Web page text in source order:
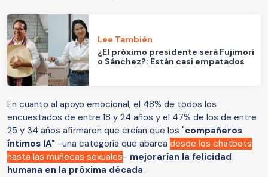
Lee También
¿El próximo presidente será Fujimori
o Sánchez?: Están casi empatados
En cuanto al apoyo emocional, el 48% de todos los
encuestados de entre 18 y 24 años y el 47% de los de entre
25 y 34 años afirmaron que creían que los "compañeros
íntimos IA" -una categoría que abarca desde los chatbots
hasta las muñecas sexuales- mejorarían la felicidad
humana en la próxima década.